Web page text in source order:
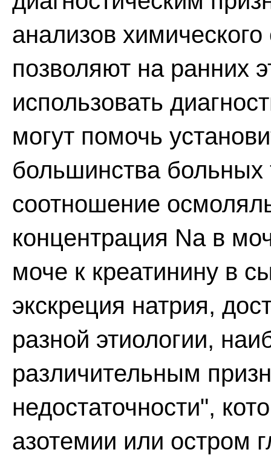
анализов
позволяют на ранних
использовать
могут помочь
большинства больных
соотношение
концентрация Na в
моче к креатинину в
экскреция натрия,
разной этиологии,
различительным
недостаточности",
азотемии или остром